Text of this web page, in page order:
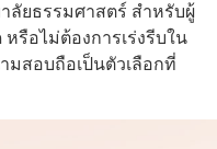
ลัยธรรมศาสตร์ สำหรับผู้
รือไม่ต้องการเร่งรีบใน
มสอบถือเป็นตัวเลือกที่